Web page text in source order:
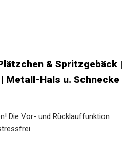
& Spritzgebäck |
Hals u. Schnecke
Die Vor- und Rücklauffunktion